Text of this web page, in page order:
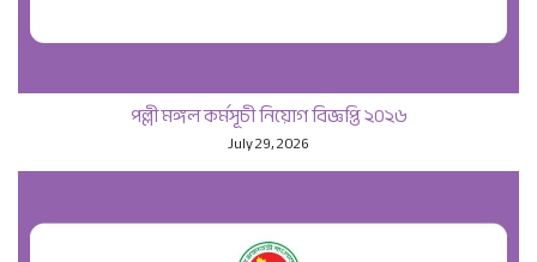
পল্লী মঙ্গল কর্মসূচী নিয়োগ বিজ্ঞপ্তি ২০২৬
July 29, 2026